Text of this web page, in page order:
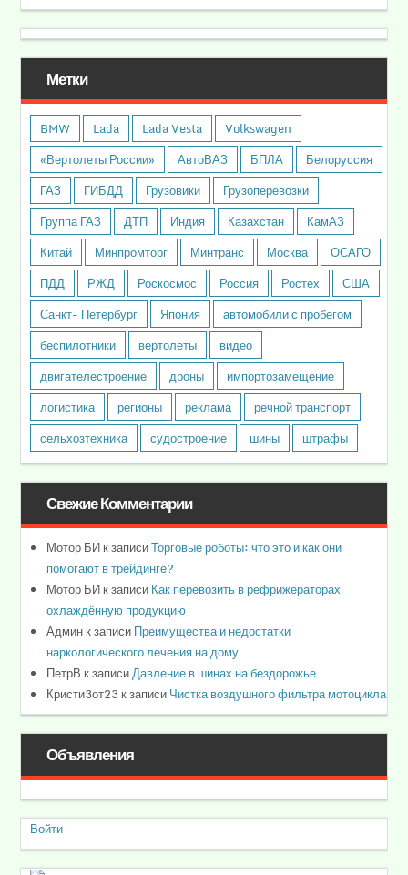
Метки
BMW Lada Lada Vesta
Volkswagen
«Вертолеты России»
АвтоВАЗ БПЛА
Белоруссия
ГАЗ
ГИБДД Грузовики
Грузоперевозки
Группа ГАЗ
ДТП Индия Казахстан
КамАЗ
Китай
Минпромторг Минтранс Москва
ОСАГО
ПДД
РЖД Роскосмос Россия Ростех
США
Санкт- Петербург
Япония
автомобили с пробегом
беспилотники
вертолеты
видео
двигателестроение
дроны
импортозамещение
логистика
регионы реклама
речной транспорт
сельхозтехника
судостроение шины штрафы
Свежие Комментарии
Мотор БИк записиТорговые роботы: что это и как они
помогают в трейдинге?
Мотор БИк записиКак перевозить в рефрижераторах
охлаждённую продукцию
Админк записиПреимущества и недостатки
наркологического лечения на дому
ПетрВ к записиДавление в шинах на бездорожье
Кристи3от23 к записиЧистка воздушного фильтра мотоцикла
Объявления
Войти